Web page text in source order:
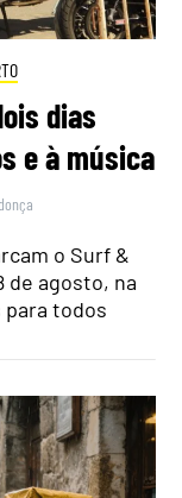
dias
e à música
o Surf &
de agosto, na
para todos